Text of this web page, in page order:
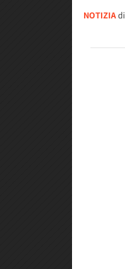
NOTIZIAdi